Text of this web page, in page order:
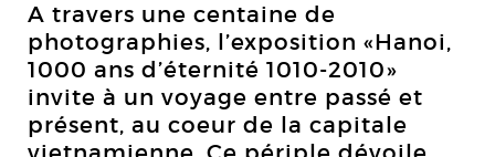
A travers une centaine de
photographies, l’exposition «Hanoi,
1000 ans d’éternité 1010-2010»
invite à un voyage entre passé et
présent, au coeur de la capitale